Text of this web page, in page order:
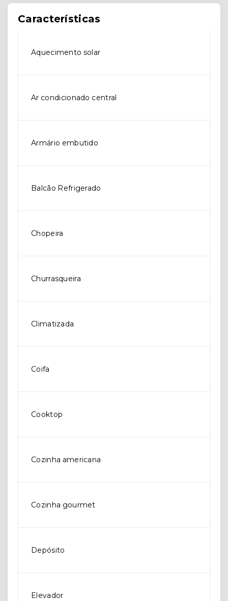
Características
Aquecimento solar
Ar condicionado central
Armário embutido
Balcão Refrigerado
Chopeira
Churrasqueira
Climatizada
Coifa
Cooktop
Cozinha americana
Cozinha gourmet
Depósito
Elevador